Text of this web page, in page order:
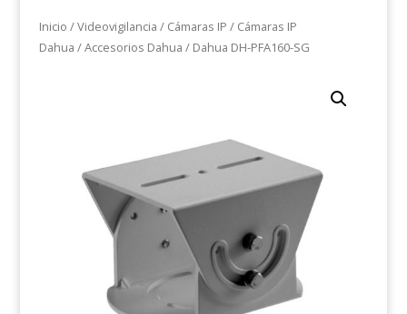
Inicio /Videovigilancia / Cámaras IP / Cámaras IP
Dahua /Accesorios Dahua / Dahua DH-PFA160-SG